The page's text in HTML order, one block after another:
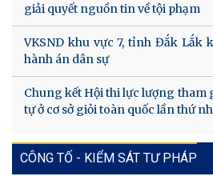
giải quyết nguồn tin về tội phạm
VKSND khu vực 7, tỉnh Đắk Lắk
hành án dân sự
Chung kết Hội thi lực lượng tham
tự ở cơ sở giỏi toàn quốc lần thứ
CÔNG TỐ - KIỂM SÁT TƯ PHÁP